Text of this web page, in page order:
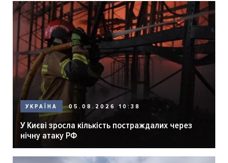
УКРАЇНА 05.08.2026 10:38
У Києві зросла кількість постраждалих через
нічну атаку РФ